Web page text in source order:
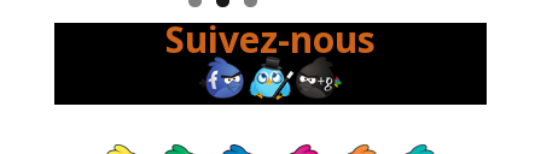
Suivez-nous